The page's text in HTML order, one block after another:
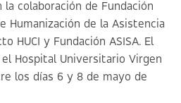
colaboración de Fundación
Humanización de la Asistencia
HUCI y Fundación ASISA. El
Hospital Universitario Virgen
los días 6 y 8 de mayo de